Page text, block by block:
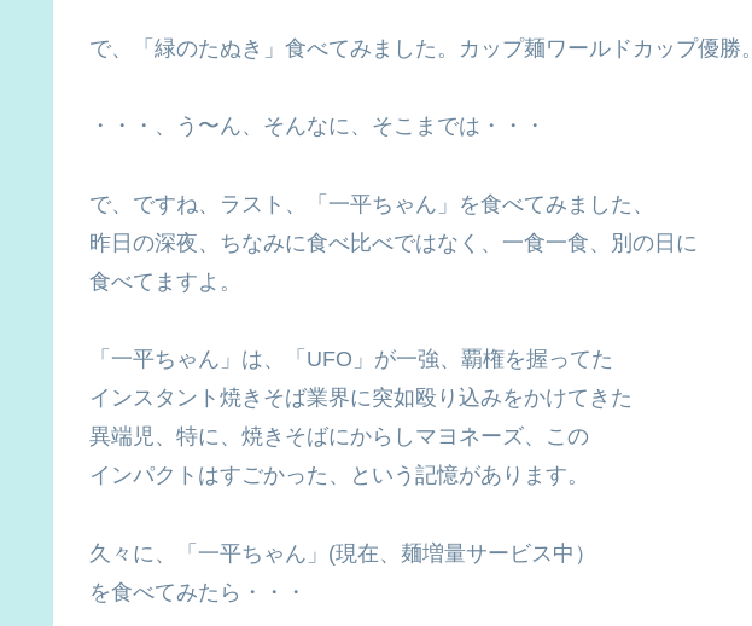
で、「緑のたぬき」食べてみました。カップ麺ワールドカップ優勝。
・・・、う〜ん、そんなに、そこまでは・・・
で、ですね、ラスト、「一平ちゃん」を食べてみました、
昨日の深夜、ちなみに食べ比べではなく、一食一食、別の日に
食べてますよ。
「一平ちゃん」は、「UFO」が一強、覇権を握ってた
インスタント焼きそば業界に突如殴り込みをかけてきた
異端児、特に、焼きそばにからしマヨネーズ、この
インパクトはすごかった、という記憶があります。
久々に、「一平ちゃん」(現在、麺増量サービス中）
を食べてみたら・・・